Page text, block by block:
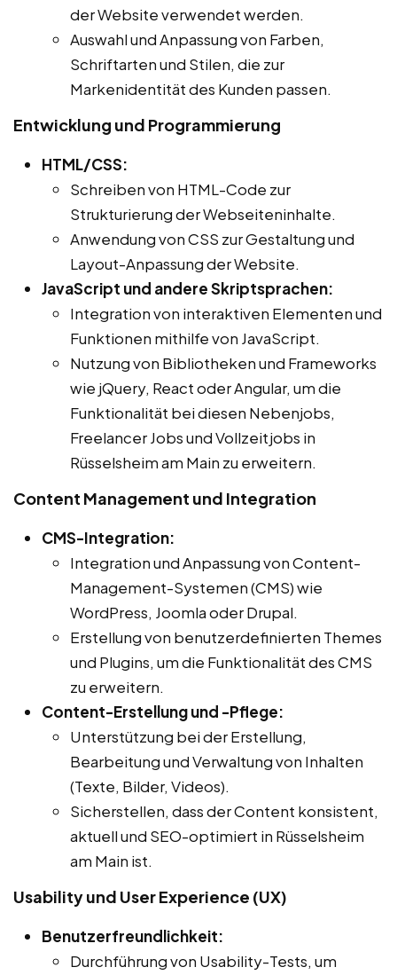
der Website verwendet werden.
Auswahl und Anpassung von Farben,
Schriftarten und Stilen, die zur
Markenidentität des Kunden passen.
Entwicklung und Programmierung
HTML/CSS:
Schreiben von HTML-Code zur
Strukturierung der Webseiteninhalte.
Anwendung von CSS zur Gestaltung und
Layout-Anpassung der Website.
JavaScript und andere Skriptsprachen:
Integration von interaktiven Elementen und
Funktionen mithilfe von JavaScript.
Nutzung von Bibliotheken und Frameworks
wie jQuery, React oder Angular, um die
Funktionalität bei diesen Nebenjobs,
Freelancer Jobs und Vollzeitjobs in
Rüsselsheim am Main zu erweitern.
Content Management und Integration
CMS-Integration:
Integration und Anpassung von Content-
Management-Systemen (CMS) wie
WordPress, Joomla oder Drupal.
Erstellung von benutzerdefinierten Themes
und Plugins, um die Funktionalität des CMS
zu erweitern.
Content-Erstellung und -Pflege:
Unterstützung bei der Erstellung,
Bearbeitung und Verwaltung von Inhalten
(Texte, Bilder, Videos).
Sicherstellen, dass der Content konsistent,
aktuell und SEO-optimiert in Rüsselsheim
am Main ist.
Usability und User Experience (UX)
Benutzerfreundlichkeit:
Durchführung von Usability-Tests, um